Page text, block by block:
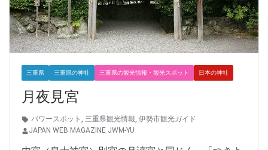
三重県 三重県の神社 三重県の観光情報・観光スポット 日本の神社
月夜見宮
パワースポット , 三重県観光情報, 伊勢市観光ガイド
JAPAN WEB MAGAZINE JWM-YU